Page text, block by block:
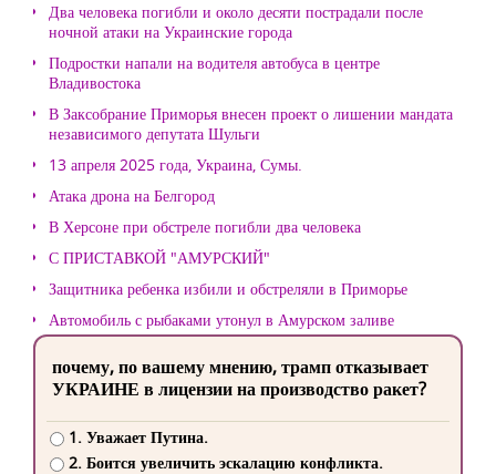
Два человека погибли и около десяти пострадали после
ночной атаки на Украинские города
Подростки напали на водителя автобуса в центре
Владивостока
В Заксобрание Приморья внесен проект о лишении мандата
независимого депутата Шульги
13 апреля 2025 года, Украина, Сумы.
Атака дрона на Белгород
В Херсоне при обстреле погибли два человека
С ПРИСТАВКОЙ "АМУРСКИЙ"
Защитника ребенка избили и обстреляли в Приморье
Автомобиль с рыбаками утонул в Амурском заливе
почему, по вашему мнению, трамп отказывает
УКРАИНЕ в лицензии на производство ракет?
1. Уважает Путина.
2. Боится увеличить эскалацию конфликта.